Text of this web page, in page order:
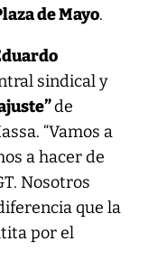
de Mayo.
sindical y
de
“Vamos a
a hacer de
Nosotros
que la
por el